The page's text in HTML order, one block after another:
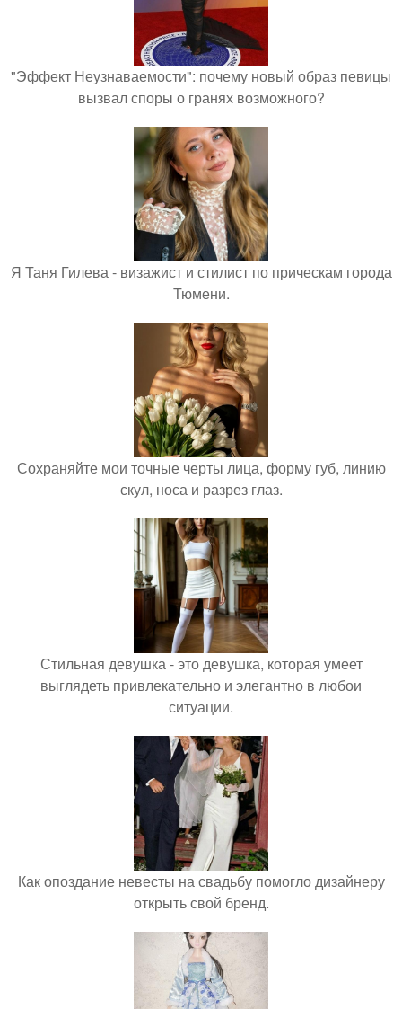
"Эффект Неузнаваемости": почему новый образ певицы
вызвал споры о гранях возможного?
Я Таня Гилева - визажист и стилист по прическам города
Тюмени.
Сохраняйте мои точные черты лица, форму губ, линию
скул, носа и разрез глаз.
Стильная девушка - это девушка, которая умеет
выглядеть привлекательно и элегантно в любои
ситуации.
Как опоздание невесты на свадьбу помогло дизайнеру
открыть свой бренд.